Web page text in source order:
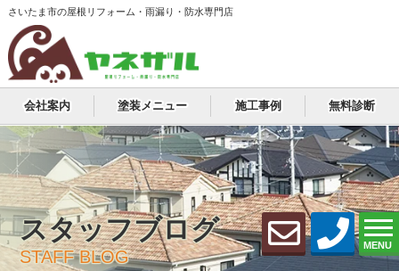
さいたま市の屋根リフォーム・雨漏り・防水専門店
MENU
会社案内 塗装メニュー 施工事例 無料診断
スタッフブログ
STAFF BLOG